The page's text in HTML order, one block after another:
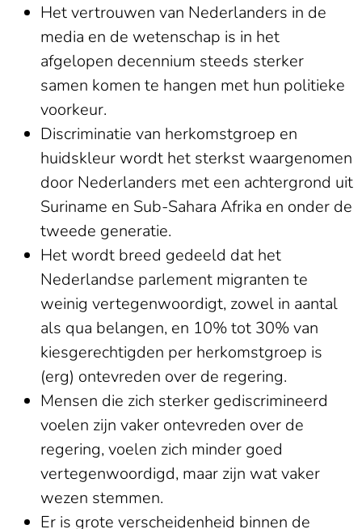
Het vertrouwen van Nederlanders in de
media en de wetenschap is in het
afgelopen decennium steeds sterker
samen komen te hangen met hun politieke
voorkeur.
Discriminatie van herkomstgroep en
huidskleur wordt het sterkst waargenomen
door Nederlanders met een achtergrond uit
Suriname en Sub-Sahara Afrika en onder de
tweede generatie.
Het wordt breed gedeeld dat het
Nederlandse parlement migranten te
weinig vertegenwoordigt, zowel in aantal
als qua belangen, en 10% tot 30% van
kiesgerechtigden per herkomstgroep is
(erg) ontevreden over de regering.
Mensen die zich sterker gediscrimineerd
voelen zijn vaker ontevreden over de
regering, voelen zich minder goed
vertegenwoordigd, maar zijn wat vaker
wezen stemmen.
Er is grote verscheidenheid binnen de